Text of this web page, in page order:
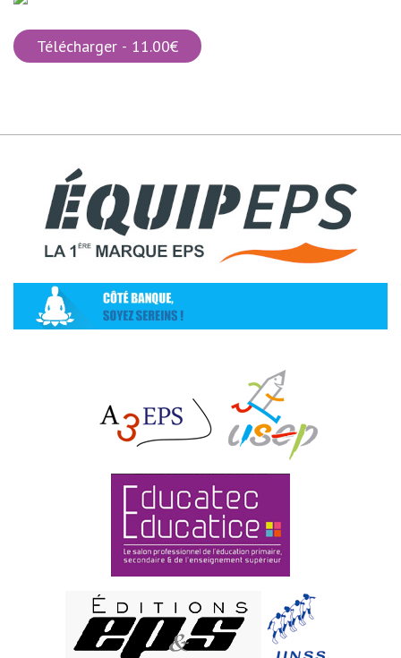
Télécharger - 11.00€